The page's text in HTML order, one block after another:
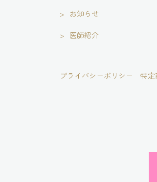
お知らせ
医師紹介
プライバシーポリシー
特定